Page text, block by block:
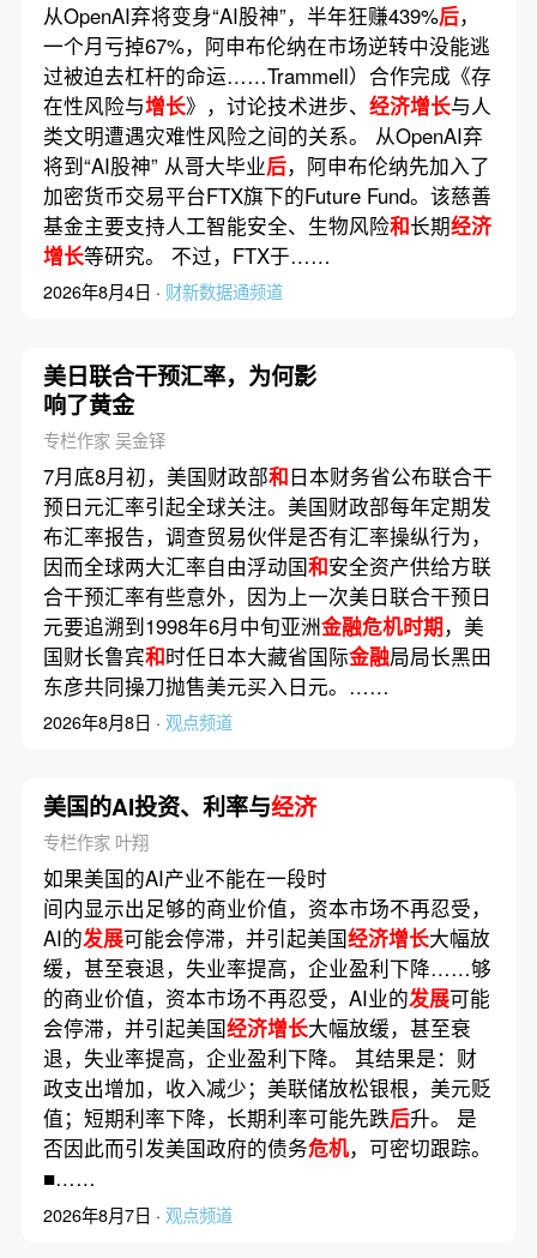
从OpenAI弃将变身“AI股神”，半年狂赚439%后，
一个月亏掉67%，阿申布伦纳在市场逆转中没能逃
过被迫去杠杆的命运……Trammell）合作完成《存
在性风险与增长》，讨论技术进步、 经济增长与人
类文明遭遇灾难性风险之间的关系。 从OpenAI弃
将到“AI股神” 从哥大毕业后，阿申布伦纳先加入了
加密货币交易平台FTX旗下的Future Fund。该慈善
基金主要支持人工智能安全、生物风险和长期经济
增长等研究。 不过，FTX于……
2026年8月4日 · 财新数据通频道
美日联合干预汇率，为何影
响了黄金
专栏作家 吴金铎
7月底8月初，美国财政部和日本财务省公布联合干
预日元汇率引起全球关注。美国财政部每年定期发
布汇率报告，调查贸易伙伴是否有汇率操纵行为，
因而全球两大汇率自由浮动国和安全资产供给方联
合干预汇率有些意外，因为上一次美日联合干预日
元要追溯到1998年6月中旬亚洲金融危机时期，美
国财长鲁宾和时任日本大藏省国际金融局局长黑田
东彦共同操刀抛售美元买入日元。……
2026年8月8日 · 观点频道
美国的AI投资、利率与经济
专栏作家 叶翔
如果美国的AI产业不能在一段时
间内显示出足够的商业价值，资本市场不再忍受，
AI的发展可能会停滞，并引起美国经济增长大幅放
缓，甚至衰退，失业率提高，企业盈利下降……够
的商业价值，资本市场不再忍受，AI业的发展可能
会停滞，并引起美国经济增长大幅放缓，甚至衰
退，失业率提高，企业盈利下降。 其结果是：财
政支出增加，收入减少；美联储放松银根，美元贬
值；短期利率下降，长期利率可能先跌后升。 是
否因此而引发美国政府的债务危机，可密切跟踪。
■……
2026年8月7日 · 观点频道